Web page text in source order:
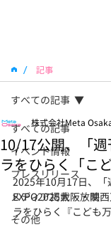
/ 記事
すべての記事
イベント情報
プレスリリース
メディア掲載・放映
その他
すべての記事
10/17公開、「
ラをひらく「こ
株式会社Meta
2025年10月17日、
EXPO2025大阪・関
ラをひらく『こども